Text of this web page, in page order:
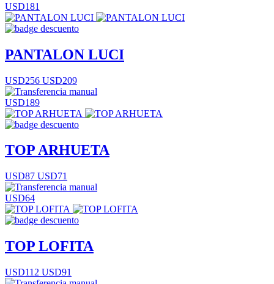
USD181
PANTALON LUCI
USD256 USD209
USD189
TOP ARHUETA
USD87 USD71
USD64
TOP LOFITA
USD112 USD91